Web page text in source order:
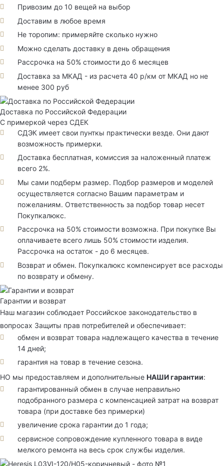
Привозим до 10 вещей на выбор
Доставим в любое время
Не торопим: примеряйте сколько нужно
Можно сделать доставку в день обращения
Рассрочка на 50% стоимости до 6 месяцев
Доставка за МКАД - из расчета 40 р/км от МКАД но не
менее 300 руб
Доставка по Российской Федерации
С примеркой через СДЕК
СДЭК имеет свои пунткы практически везде. Они дают
возможность примерки.
Доставка бесплатная, комиссия за наложенный платеж
всего 2%.
Мы сами подберм размер. Подбор размеров и моделей
осуществляется согласно Вашим параметрам и
пожеланиям. Ответственность за подбор товар несет
Покупкалюкс.
Рассрочка на 50% стоимости возможна. При покупке Вы
оплачиваете всего лишь 50% стоимости изделия.
Рассрочка на остаток - до 6 месяцев.
Возврат и обмен. Покупкалюкс компенсирует все расходы
по возврату и обмену.
Гарантии и возврат
Наш магазин соблюдает Российское законодательство в
вопросах Защиты прав потребителей и обеспечивает:
обмен и возврат товара надлежащего качества в течение
14 дней;
гарантия на товар в течение сезона.
НО мы предоставляем и дополнительные НАШИ гарантии:
гарантированный обмен в случае неправильно
подобранного размера с компенсацией затрат на возврат
товара (при доставке без примерки)
увеличение срока гарантии до 1 года;
сервисное сопровождение купленного товара в виде
мелкого ремонта на весь срок службы изделия.